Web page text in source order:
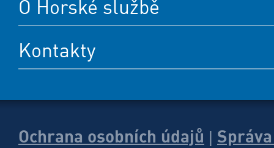
O Horské službě
Kontakty
Ochrana osobních údajů